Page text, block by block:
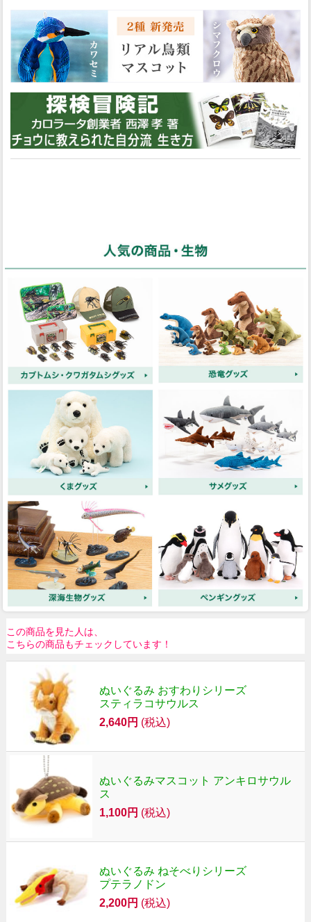
この商品を見た人は、
こちらの商品もチェックしています！
ぬいぐるみ おすわりシリーズ
スティラコサウルス
2,640円 (税込)
ぬいぐるみマスコット アンキロサウル
ス
1,100円 (税込)
ぬいぐるみ ねそべりシリーズ
プテラノドン
2,200円 (税込)